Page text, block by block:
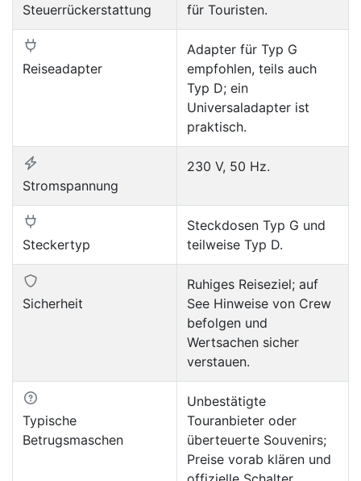
Steuerrückerstattung
für Touristen.
Reiseadapter
Adapter für Typ G
empfohlen, teils auch
Typ D; ein
Universaladapter ist
praktisch.
Stromspannung
230 V, 50 Hz.
Steckertyp
Steckdosen Typ G und
teilweise Typ D.
Sicherheit
Ruhiges Reiseziel; auf
See Hinweise von Crew
befolgen und
Wertsachen sicher
verstauen.
Typische
Betrugsmaschen
Unbestätigte
Touranbieter oder
überteuerte Souvenirs;
Preise vorab klären und